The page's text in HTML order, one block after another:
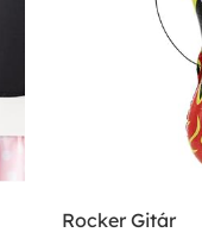
Rocker Gitár